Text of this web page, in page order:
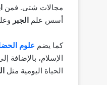
مجالات شتى. فمن
أسس علم الجبر
كما يضم علوم
الإسلام، بالإضافة
الحياة اليومية مثل